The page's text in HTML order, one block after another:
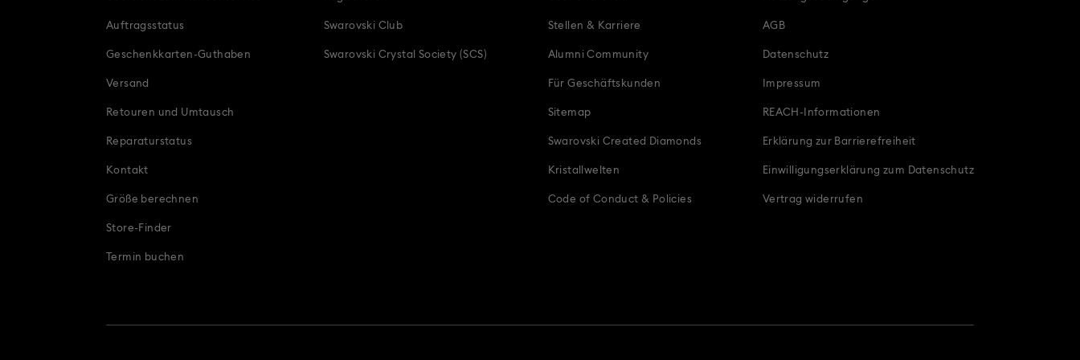
Hochzeitsgeschenke, Geschenke für Brautjungfern & Geschenke für die Braut Infinity Kollektion Jubiläumsschmuck & Geschenke Osterdeko & Hasen-Figuren
Auftragsstatus
Geschenkkarten-Guthaben
Versand
Retouren und Umtausch
Reparaturstatus
Kontakt
Größe berechnen
Store-Finder
Termin buchen
Swarovski Club
Swarovski Crystal Society (SCS)
Stellen & Karriere
Alumni Community
Für Geschäftskunden
Sitemap
Swarovski Created Diamonds
Kristallwelten
Code of Conduct & Policies
AGB
Datenschutz
Impressum
REACH-Informationen
Erklärung zur Barrierefreiheit
Einwilligungserklärung zum Datenschutz
Vertrag widerrufen